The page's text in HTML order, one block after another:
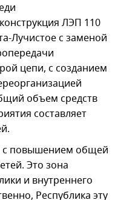
ЛЭП 110
Лучистое с заменой
цепи, с созданием
объем средств
составляет
с повышением общей
Это зона
и внутреннего
Республика эту